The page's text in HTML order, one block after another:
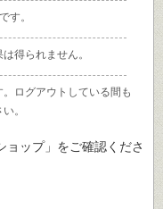
す。
得られません。
ログアウトしている間も
。
ョップ」をご確認くださ